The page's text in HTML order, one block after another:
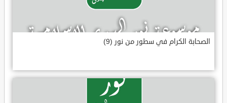
الصحابة الكرام في سطور من نور (9)